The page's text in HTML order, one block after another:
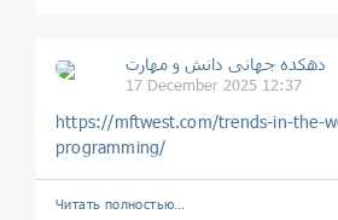
دهکده جهانی دانش و مهارت
17 December 2025 12:37
https://mftwest.com/trends-in-the-
programming/
Читать полностью…